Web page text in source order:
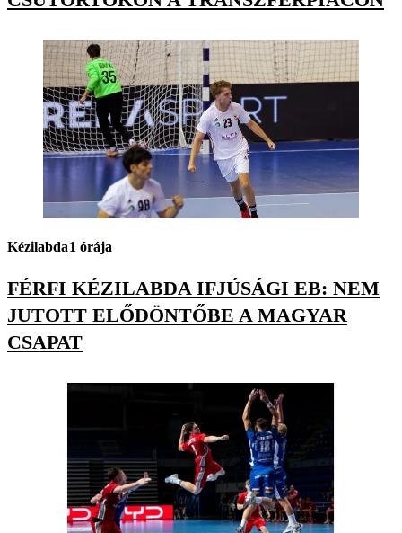
Kézilabda1 órája
FÉRFI KÉZILABDA IFJÚSÁGI EB: NEM
JUTOTT ELŐDÖNTŐBE A MAGYAR
CSAPAT